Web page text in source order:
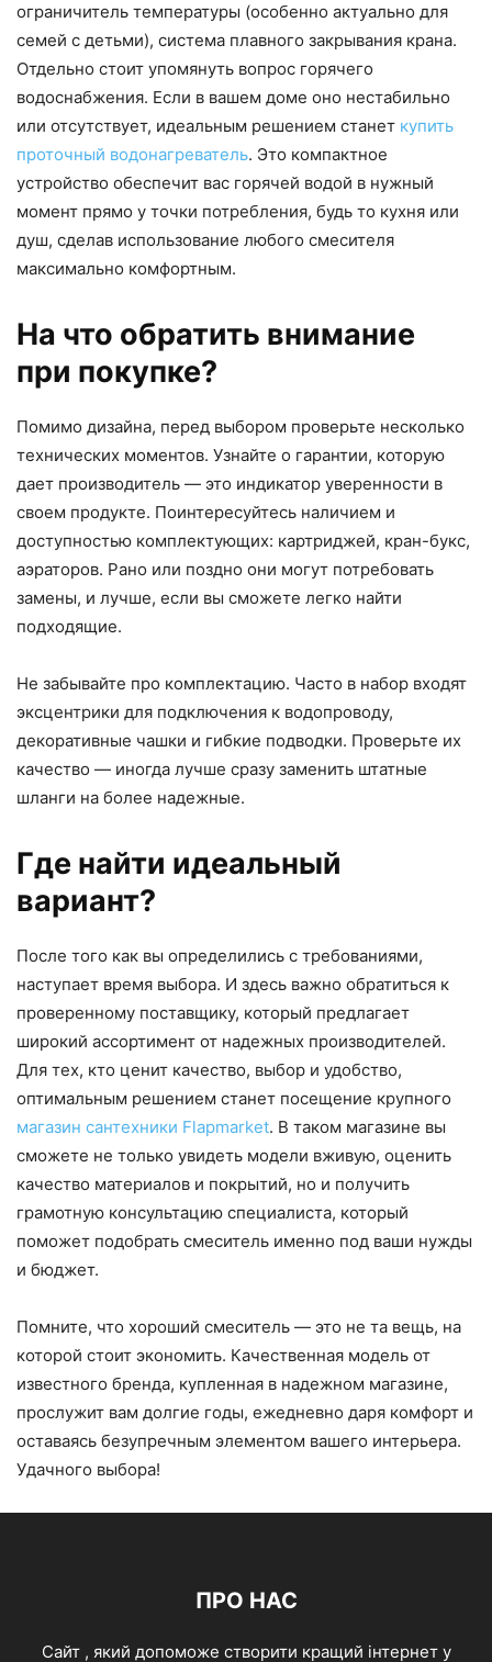
ограничитель температуры (особенно актуально для
семей с детьми), система плавного закрывания крана.
Отдельно стоит упомянуть вопрос горячего
водоснабжения. Если в вашем доме оно нестабильно
или отсутствует, идеальным решением станет купить
проточный водонагреватель. Это компактное
устройство обеспечит вас горячей водой в нужный
момент прямо у точки потребления, будь то кухня или
душ, сделав использование любого смесителя
максимально комфортным.
На что обратить внимание
при покупке?
Помимо дизайна, перед выбором проверьте несколько
технических моментов. Узнайте о гарантии, которую
дает производитель — это индикатор уверенности в
своем продукте. Поинтересуйтесь наличием и
доступностью комплектующих: картриджей, кран-букс,
аэраторов. Рано или поздно они могут потребовать
замены, и лучше, если вы сможете легко найти
подходящие.
Не забывайте про комплектацию. Часто в набор входят
эксцентрики для подключения к водопроводу,
декоративные чашки и гибкие подводки. Проверьте их
качество — иногда лучше сразу заменить штатные
шланги на более надежные.
Где найти идеальный
вариант?
После того как вы определились с требованиями,
наступает время выбора. И здесь важно обратиться к
проверенному поставщику, который предлагает
широкий ассортимент от надежных производителей.
Для тех, кто ценит качество, выбор и удобство,
оптимальным решением станет посещение крупного
магазин сантехники Flapmarket. В таком магазине вы
сможете не только увидеть модели вживую, оценить
качество материалов и покрытий, но и получить
грамотную консультацию специалиста, который
поможет подобрать смеситель именно под ваши нужды
и бюджет.
Помните, что хороший смеситель — это не та вещь, на
которой стоит экономить. Качественная модель от
известного бренда, купленная в надежном магазине,
прослужит вам долгие годы, ежедневно даря комфорт и
оставаясь безупречным элементом вашего интерьера.
Удачного выбора!
ПРО НАС
Cайт , який допоможе створити кращий інтернет у